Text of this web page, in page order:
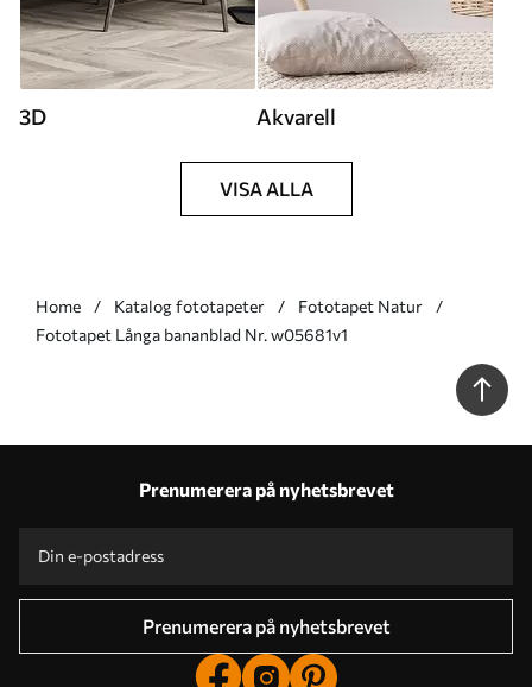
3D Akvarell
VISA ALLA
Home Katalog fototapeter
Fototapet Natur
Fototapet Långa bananblad Nr. w05681v1
Prenumerera på nyhetsbrevet
Prenumerera på nyhetsbrevet